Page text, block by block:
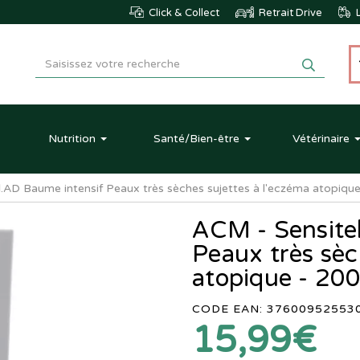
Click & Collect Retrait Drive
Nutrition Santé/Bien-être Vétérinaire
Baume intensif Peaux très sèches sujettes à l'eczéma
ACM -
Peaux très
atopique -
CODE EAN:
15,99€